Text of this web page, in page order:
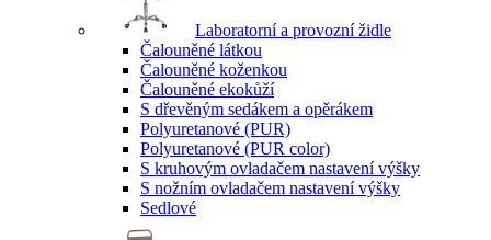
Laboratorní a provozní židle
Čalouněné látkou
Čalouněné koženkou
Čalouněné ekokůží
S dřevěným sedákem a opěrákem
Polyuretanové (PUR)
Polyuretanové (PUR color)
S kruhovým ovladačem nastavení výšky
S nožním ovladačem nastavení výšky
Sedlové